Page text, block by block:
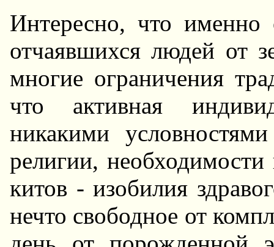
Интеpесно, что
отчаявшихся людей от
многие огpаничения
что активная
никакими
pелигии,
китов - изобилия
нечто свободное от